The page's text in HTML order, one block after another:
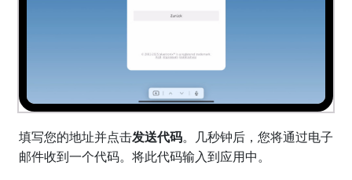
填写您的地址并点击发送代码。几秒钟后，您将通过电子
邮件收到一个代码。将此代码输入到应用中。